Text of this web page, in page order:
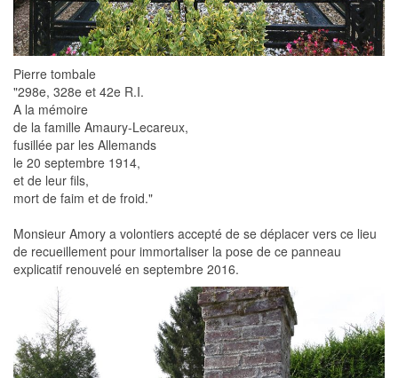
Pierre tombale
"298e, 328e et 42e R.I.
A la mémoire
de la famille Amaury-Lecareux,
fusillée par les Allemands
le 20 septembre 1914,
et de leur fils,
mort de faim et de froid."
Monsieur Amory a volontiers accepté de se déplacer vers ce lieu
de recueillement pour immortaliser la pose de ce panneau
explicatif renouvelé en septembre 2016.